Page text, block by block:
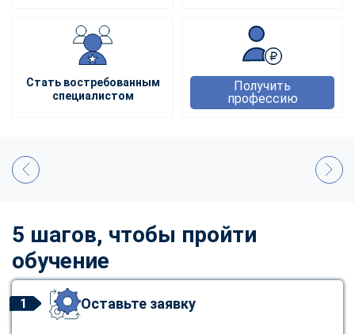
Стать востребованным
специалистом
Получить
профессию
5 шагов, чтобы пройти
обучение
1 Оставьте заявку